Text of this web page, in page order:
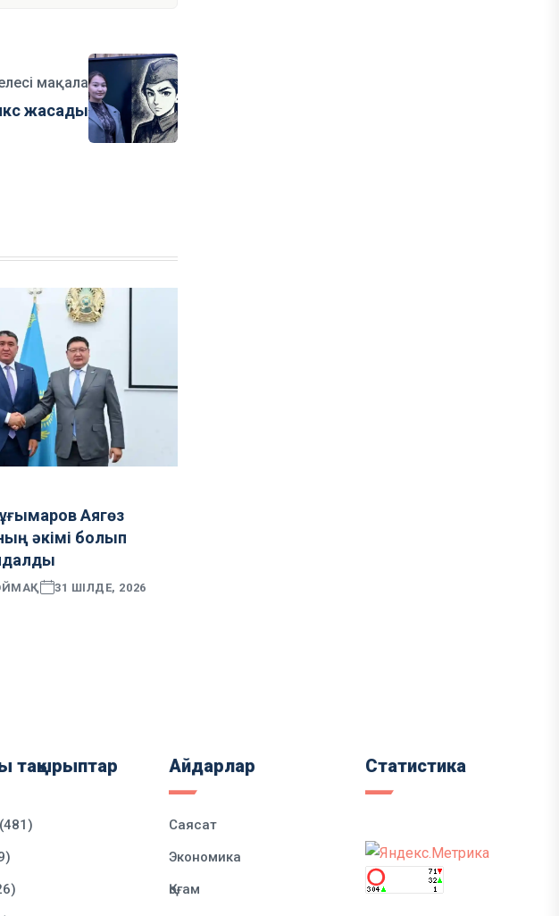
мақала
жасады
Аягөз
әкімі болып
31 ШІЛДЕ, 2026
тақырыптар Айдарлар
Саясат
Экономика
Қоғам
Статистика